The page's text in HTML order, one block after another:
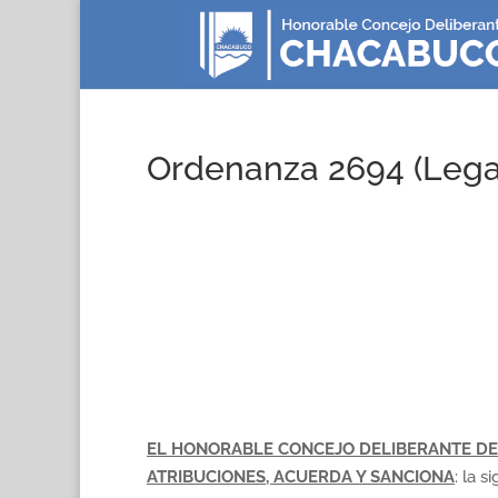
Ordenanza 2694
EL HONORABLE CONCEJO DELIBERANTE
ATRIBUCIONES, ACUERDA Y SANCIONA: la